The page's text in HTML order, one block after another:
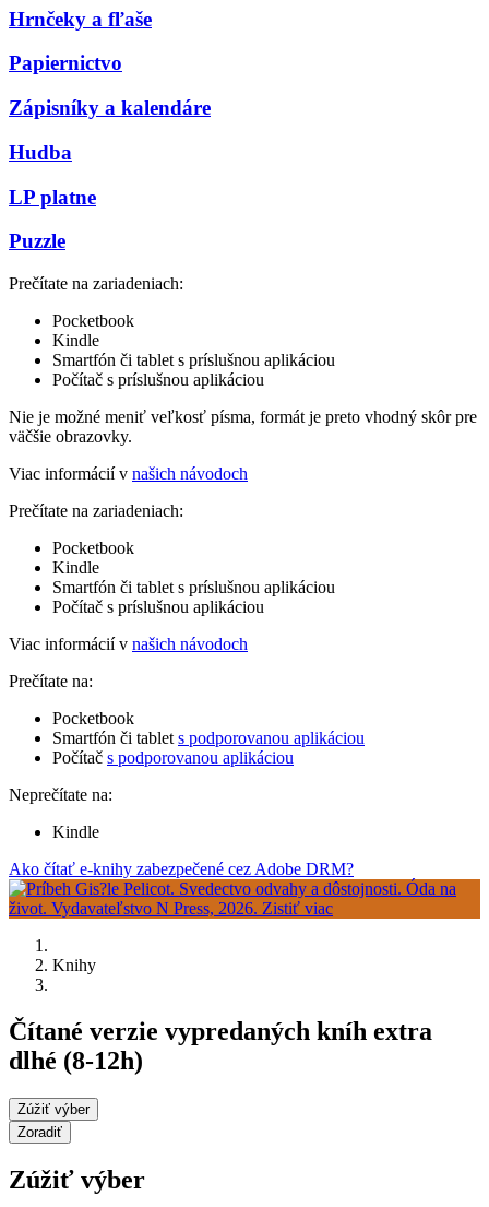
Hrnčeky a fľaše
Papiernictvo
Zápisníky a kalendáre
Hudba
LP platne
Puzzle
Prečítate na zariadeniach:
Pocketbook
Kindle
Smartfón či tablet s príslušnou aplikáciou
Počítač s príslušnou aplikáciou
Nie je možné meniť veľkosť písma, formát je preto vhodný skôr pre
väčšie obrazovky.
Viac informácií v našich návodoch
Prečítate na zariadeniach:
Pocketbook
Kindle
Smartfón či tablet s príslušnou aplikáciou
Počítač s príslušnou aplikáciou
Viac informácií v našich návodoch
Prečítate na:
Pocketbook
Smartfón či tablet s podporovanou aplikáciou
Počítač s podporovanou aplikáciou
Neprečítate na:
Kindle
Ako čítať e-knihy zabezpečené cez Adobe DRM?
Knihy
Čítané verzie vypredaných kníh extra
dlhé (8-12h)
Zúžiť výber
Zoradiť
Zúžiť výber